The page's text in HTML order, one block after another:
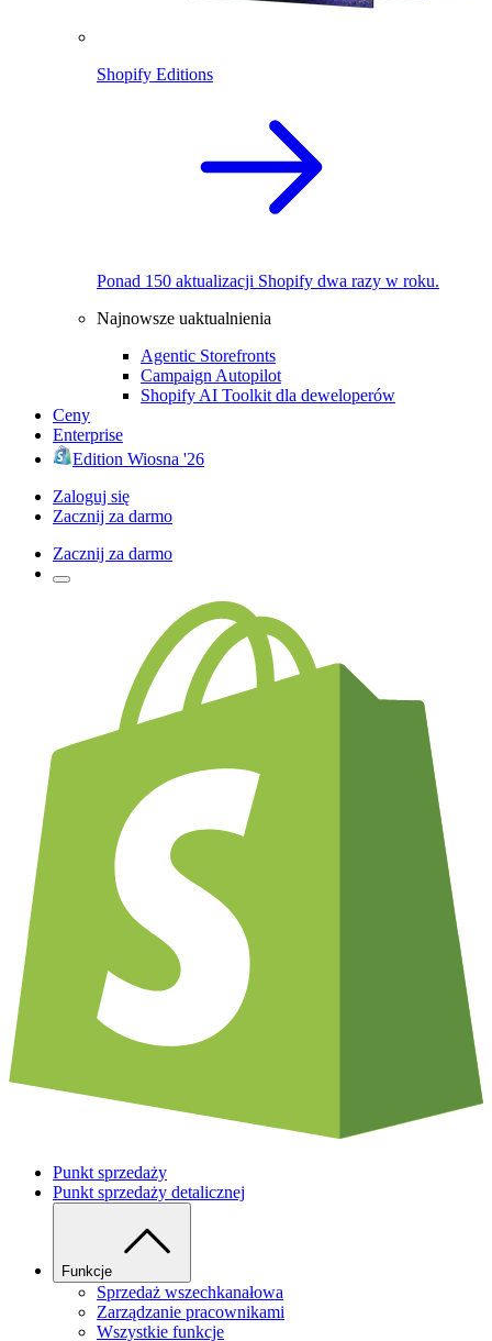
Shopify Editions
Ponad 150 aktualizacji Shopify dwa razy w roku.
Najnowsze uaktualnienia
Agentic Storefronts
Campaign Autopilot
Shopify AI Toolkit dla deweloperów
Ceny
Enterprise
Edition Wiosna '26
Zaloguj się
Zacznij za darmo
Zacznij za darmo
Punkt sprzedaży
Punkt sprzedaży detalicznej
Funkcje
Sprzedaż wszechkanałowa
Zarządzanie pracownikami
Wszystkie funkcje